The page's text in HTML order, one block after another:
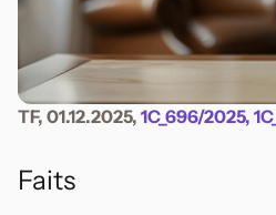
TF, 01.12.2025, 1C_696/2025,
Faits